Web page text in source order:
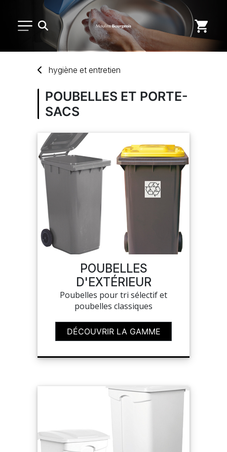
USAGE UNIQUE
DISTRIBUTION DE REPAS
MARQUES
NOUVEAUTÉS
MON COMPTE
MES LISTES
MA COMMANDE
hygiène et entretien
POUBELLES ET PORTE-
SACS
POUBELLES
D'EXTÉRIEUR
Poubelles pour tri sélectif et
poubelles classiques
DÉCOUVRIR LA GAMME